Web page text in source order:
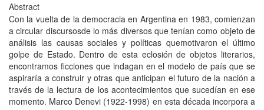
Abstract
Con la vuelta de la democracia en Argentina en 1983, comienzan
a circular discursosde lo más diversos que tení­an como objeto de
análisis las causas sociales y polí­ticas quemotivaron el último
golpe de Estado. Dentro de esta eclosión de objetos literarios,
encontramos ficciones que indagan en el modelo de paí­s que se
aspirarí­a a construir y otras que anticipan el futuro de la nación a
través de la lectura de los acontecimientos que sucedí­an en ese
momento. Marco Denevi (1922-1998) en esta década incorpora a